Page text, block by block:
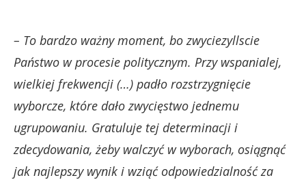
– To bardzo ważny moment, bo zwyciezyllscie
Państwo w procesie politycznym. Przy wspanialej,
wielkiej frekwencji (…) padło rozstrzygnięcie
wyborcze, które dało zwycięstwo jednemu
ugrupowaniu. Gratuluje tej determinacji i
zdecydowania, żeby walczyć w wyborach, osiągnąć
jak najlepszy wynik i wziąć odpowiedzialność za